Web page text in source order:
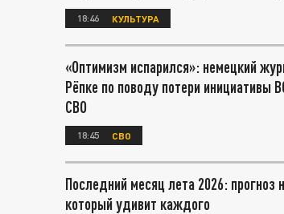
18:46 КУЛЬТУРА
«Оптимизм испарился»: немецкий
Рёпке по поводу потери инициативы
СВО
18:45 СВО
Последний месяц лета 2026: прогноз
который удивит каждого